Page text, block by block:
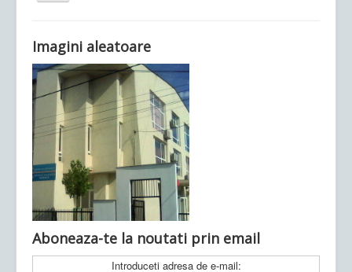
navigarea
Ultimele articole: Vi, 04.11.2022 -
Județean Mehedinți
Imagini aleatoare
Aboneaza-te la noutati prin email
Introduceti adresa de e-mail: